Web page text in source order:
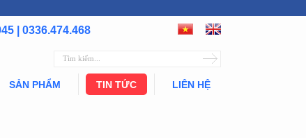
| 0336.474.468
SẢN PHẨM TIN TỨC LIÊN HỆ